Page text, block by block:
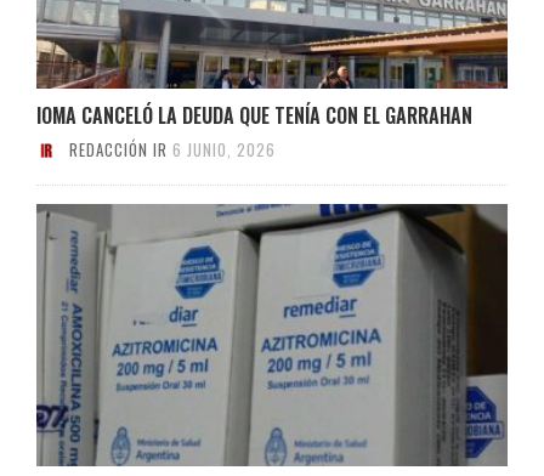
IOMA CANCELÓ LA DEUDA QUE TENÍA CON EL GARRAHAN
REDACCIÓN IR 6 JUNIO, 2026